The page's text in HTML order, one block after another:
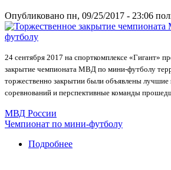
Опубликовано пн, 09/25/2017 - 23:06
24 сентября 2017 на спорткомплексе «Гигант»
закрытие чемпионата МВД по мини-футболу
торжественно закрытии были объявлены лучшие
соревнований и перспективные команды
МВД России
Чемпионат по мини-футболу
Подробнее